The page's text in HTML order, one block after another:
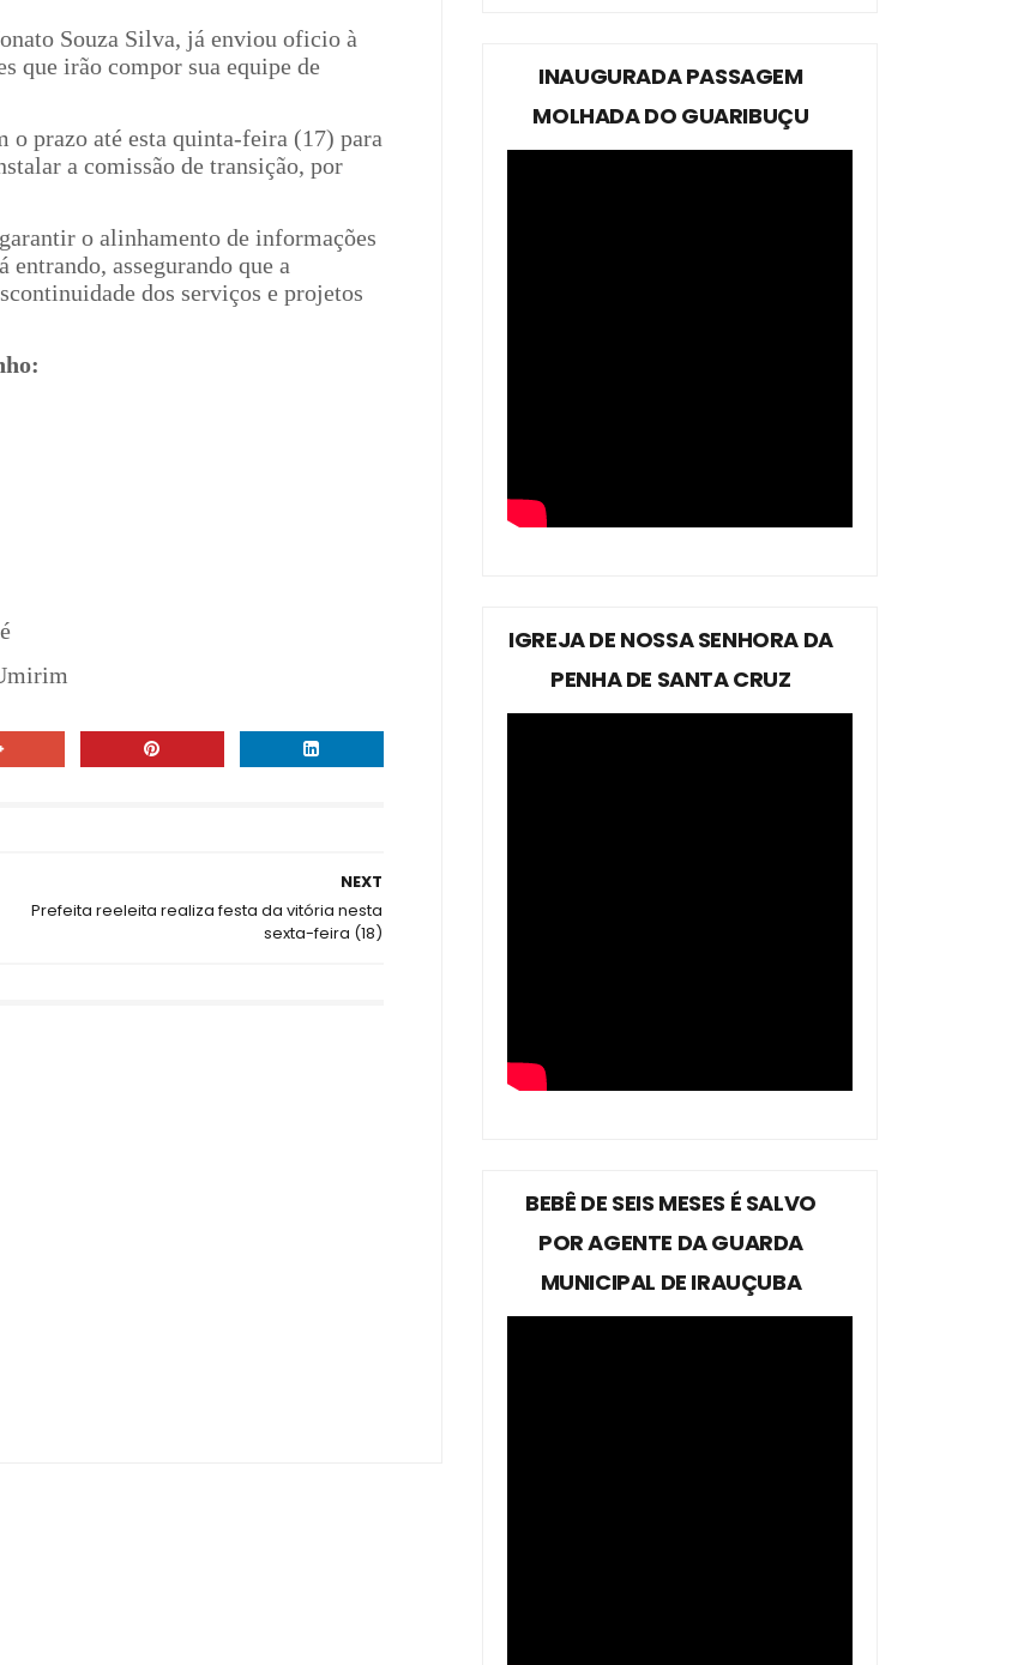
Souza Silva, já enviou oficio à
que irão compor sua equipe de
prazo até esta quinta-feira (17) para
a comissão de transição, por
o alinhamento de informações
entrando, assegurando que a
dos serviços e projetos
NEXT
Prefeita reeleita realiza festa da vitória nesta
sexta-feira (18)
INAUGURADA PASSAGEM
MOLHADA DO GUARIBUÇU
IGREJA DE NOSSA SENHORA DA
PENHA DE SANTA CRUZ
BEBÊ DE SEIS MESES É SALVO
POR AGENTE DA GUARDA
MUNICIPAL DE IRAUÇUBA